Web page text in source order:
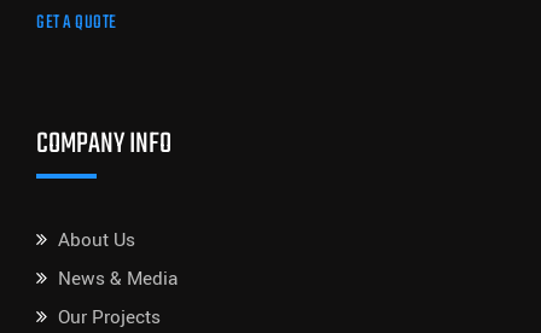
GET A QUOTE
COMPANY INFO
About Us
News & Media
Our Projects